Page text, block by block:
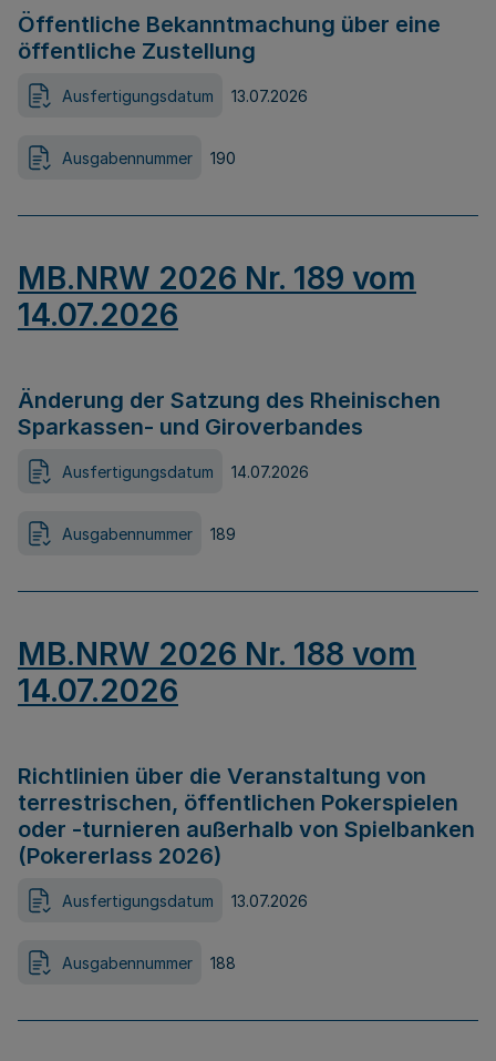
Öffentliche Bekanntmachung über eine
öffentliche Zustellung
Ausfertigungsdatum 13.07.2026
Ausgabennummer 190
MB.NRW 2026 Nr. 189 vom
14.07.2026
Änderung der Satzung des Rheinischen
Sparkassen- und Giroverbandes
Ausfertigungsdatum 14.07.2026
Ausgabennummer 189
MB.NRW 2026 Nr. 188 vom
14.07.2026
Richtlinien über die Veranstaltung von
terrestrischen, öffentlichen Pokerspielen
oder -turnieren außerhalb von Spielbanken
(Pokererlass 2026)
Ausfertigungsdatum 13.07.2026
Ausgabennummer 188